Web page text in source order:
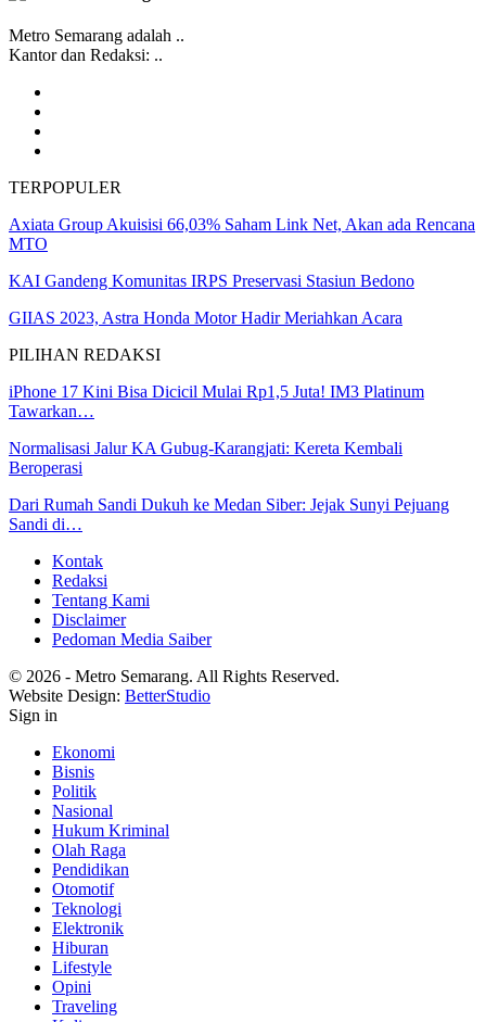
Metro Semarang adalah ..
Kantor dan Redaksi: ..
TERPOPULER
Axiata Group Akuisisi 66,03% Saham Link Net, Akan ada Rencana
MTO
KAI Gandeng Komunitas IRPS Preservasi Stasiun Bedono
GIIAS 2023, Astra Honda Motor Hadir Meriahkan Acara
PILIHAN REDAKSI
iPhone 17 Kini Bisa Dicicil Mulai Rp1,5 Juta! IM3 Platinum
Tawarkan…
Normalisasi Jalur KA Gubug-Karangjati: Kereta Kembali
Beroperasi
Dari Rumah Sandi Dukuh ke Medan Siber: Jejak Sunyi Pejuang
Sandi di…
Kontak
Redaksi
Tentang Kami
Disclaimer
Pedoman Media Saiber
© 2026 - Metro Semarang. All Rights Reserved.
Website Design: BetterStudio
Sign in
Ekonomi
Bisnis
Politik
Nasional
Hukum Kriminal
Olah Raga
Pendidikan
Otomotif
Teknologi
Elektronik
Hiburan
Lifestyle
Opini
Traveling